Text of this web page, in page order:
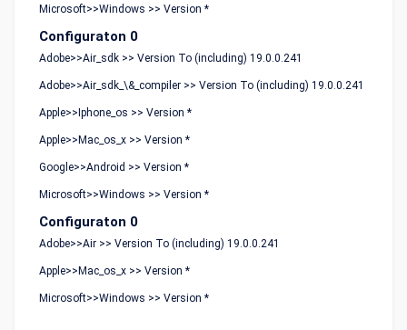
Microsoft>>Windows >> Version *
Configuraton 0
Adobe>>Air_sdk >> Version To (including) 19.0.0.241
Adobe>>Air_sdk_\&_compiler >> Version To (including) 19.0.0.241
Apple>>Iphone_os >> Version *
Apple>>Mac_os_x >> Version *
Google>>Android >> Version *
Microsoft>>Windows >> Version *
Configuraton 0
Adobe>>Air >> Version To (including) 19.0.0.241
Apple>>Mac_os_x >> Version *
Microsoft>>Windows >> Version *